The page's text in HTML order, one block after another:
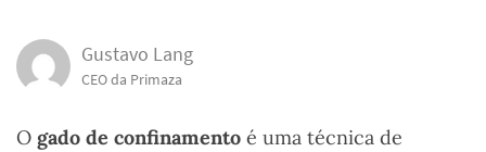
Gustavo Lang
CEO da Primaza
O gado de confinamento é uma técnica de